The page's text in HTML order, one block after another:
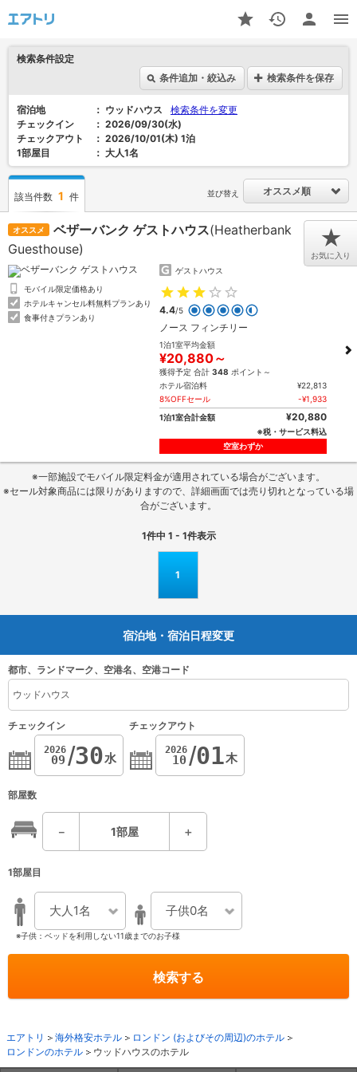
検索条件設定
条件追加・絞込み
検索条件を保存
宿泊地 ウッドハウス
検索条件を変更
チェックイン
2026/09/30(水)
チェックアウト
2026/10/01(木) 1泊
1部屋目
大人1名
該当件数 1 件 並び替え オススメ順
オススメ ベザーバンク ゲストハウス(Heatherbank
Guesthouse)
モバイル限定価格あり
ホテルキャンセル料無料プランあり
食事付きプランあり
ゲストハウス
4.4/5
ノース フィンチリー
1泊1室平均金額
¥20,880～
獲得予定 合計 348 ポイント～
ホテル宿泊料
¥22,813
8%OFFセール
-¥1,933
1泊1室合計金額
¥20,880
※税・サービス料込
空室わずか
★
お気に入り
※一部施設でモバイル限定料金が適用されている場合がございます。
※セール対象商品には限りがありますので、詳細画面では売り切れとなっている場
合がございます。
1件中 1 - 1件表示
1
宿泊地・宿泊日程変更
都市、ランドマーク、空港名、空港コード
チェックイン
2026
09 30水
チェックアウト
2026
10 01木
部屋数
－ 1部屋 ＋
1部屋目
大人1名 子供0名
※子供：ベッドを利用しない11歳までのお子様
検索する
エアトリ 海外格安ホテル
ロンドン (およびその周辺)のホテル
ロンドンのホテル
ウッドハウスのホテル